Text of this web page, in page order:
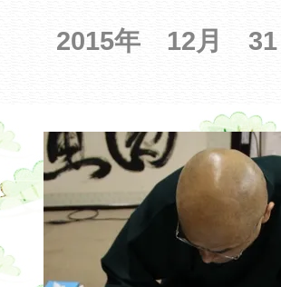
2015年 12月